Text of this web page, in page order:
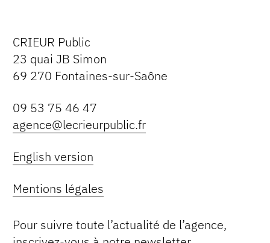
CRIEUR Public
23 quai JB Simon
69 270 Fontaines-sur-Saône
09 53 75 46 47
agence@lecrieurpublic.fr
English version
Mentions légales
Pour suivre toute l’actualité de l’agence,